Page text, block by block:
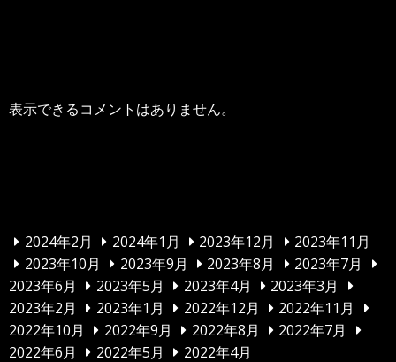
表示できるコメントはありません。
2024年2月 2024年1月 2023年12月
2023年11月
2023年10月
2023年9月 2023年8月
2023年7月
2023年6月
2023年5月 2023年4月
2023年3月
2023年2月
2023年1月 2022年12月
2022年11月
2022年10月
2022年9月 2022年8月
2022年7月
2022年6月
2022年5月 2022年4月